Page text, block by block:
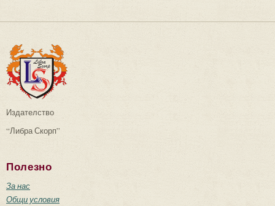
Издателство
“Либра Скорп”
Полезно
За нас
Общи условия